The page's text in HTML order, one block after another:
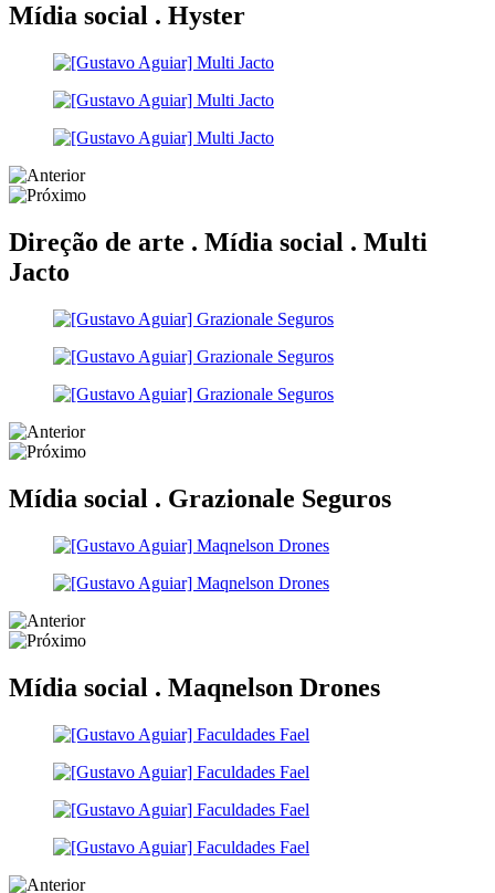
Mídia social . Hyster
Direção de arte . Mídia social . Multi
Jacto
Mídia social . Grazionale Seguros
Mídia social . Maqnelson Drones